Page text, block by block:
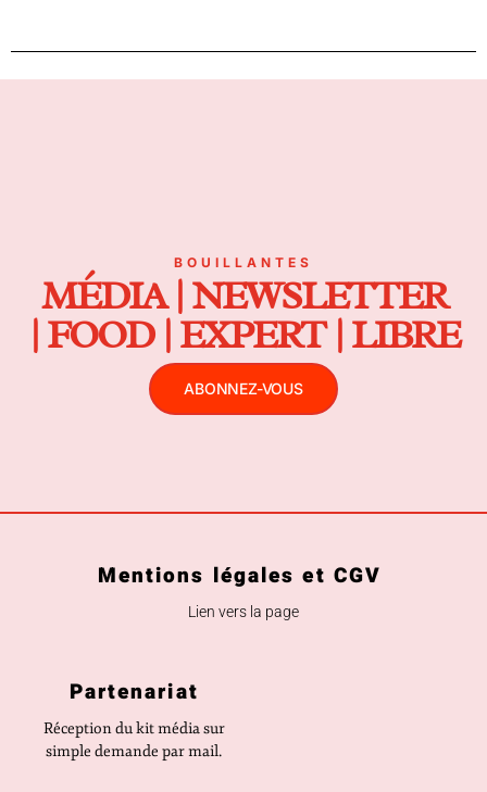
BOUILLANTES
MÉDIA | NEWSLETTER
| FOOD | EXPERT | LIBRE
ABONNEZ-VOUS
Mentions légales et CGV
Lien vers la page
Partenariat
Réception du kit média sur
simple demande par mail.